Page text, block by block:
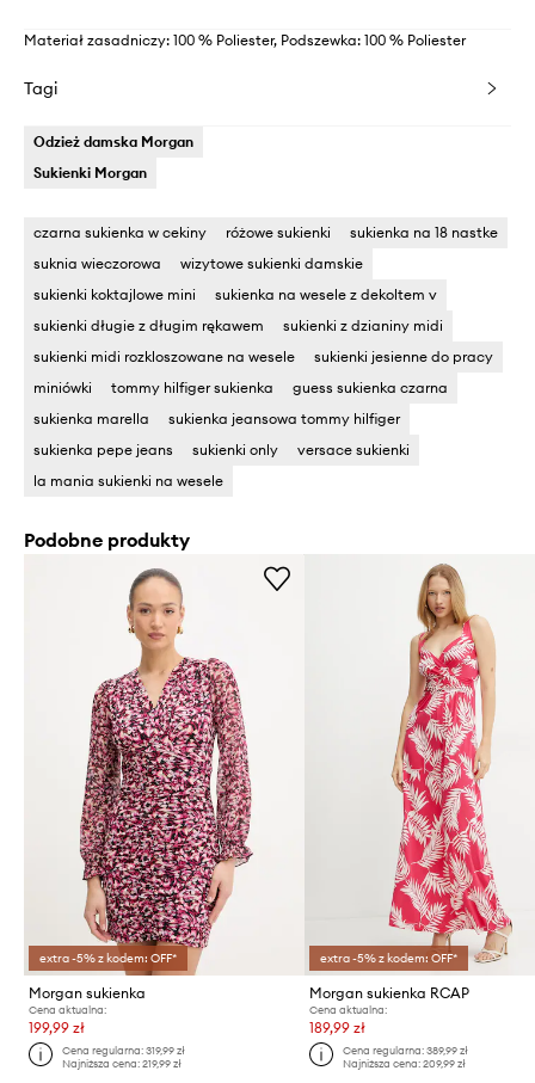
Materiał zasadniczy: 100 % Poliester, Podszewka: 100 % Poliester
Tagi
Odzież damska Morgan
Sukienki Morgan
czarna sukienka w cekiny różowe sukienki
sukienka na 18 nastke
suknia wieczorowa
wizytowe sukienki damskie
sukienki koktajlowe mini
sukienka na wesele z dekoltem v
sukienki długie z długim rękawem
sukienki z dzianiny midi
sukienki midi rozkloszowane na wesele
sukienki jesienne do pracy
miniówki
tommy hilfiger sukienka
guess sukienka czarna
sukienka marella
sukienka jeansowa tommy hilfiger
sukienka pepe jeans
sukienki only
versace sukienki
la mania sukienki na wesele
Podobne produkty
extra -5% z kodem: OFF*
Morgan sukienka
Cena aktualna:
199,99 zł
Cena regularna:319,99 zł
Najniższa cena:219,99 zł
extra -5% z kodem: OFF*
Morgan sukienka RCAP
Cena aktualna:
189,99 zł
Cena regularna: 389,99 zł
Najniższa cena: 209,99 zł